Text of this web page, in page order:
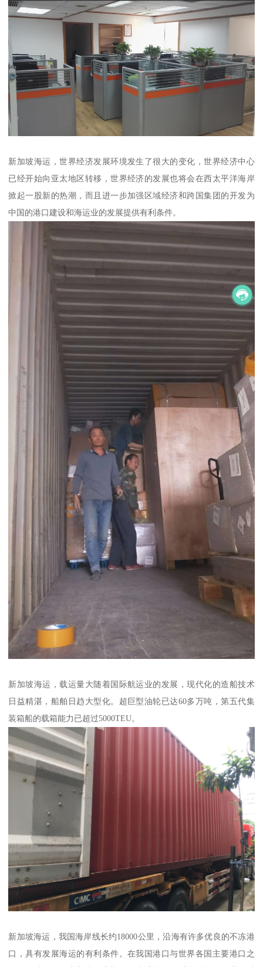
新加坡海运，世界经济发展环境发生了很大的变化，世界经济中心
已经开始向亚太地区转移，世界经济的发展也将会在西太平洋海岸
掀起一股新的热潮，而且进一步加强区域经济和跨国集团的开发为
中国的港口建设和海运业的发展提供有利条件。
新加坡海运，载运量大随着国际航运业的发展，现代化的造船技术
日益精湛，船舶日趋大型化。超巨型油轮已达60多万吨，第五代集
装箱船的载箱能力已超过5000TEU。
新加坡海运，我国海岸线长约18000公里，沿海有许多优良的不冻港
口，具有发展海运的有利条件。在我国港口与世界各国主要港口之